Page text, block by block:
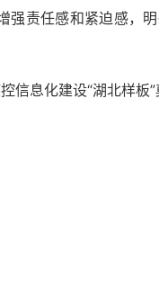
强责任感和紧迫感，
信息化建设“湖北样板”